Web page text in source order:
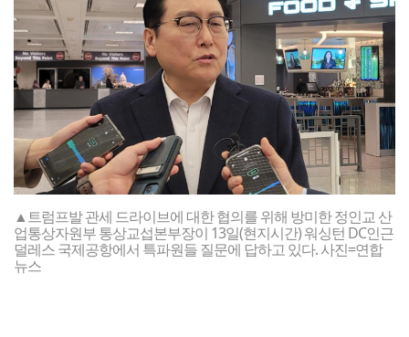
▲트럼프발 관세 드라이브에 대한 협의를 위해 방미한 정인교 산
업통상자원부 통상교섭본부장이 13일(현지시간) 워싱턴 DC인근
덜레스 국제공항에서 특파원들 질문에 답하고 있다. 사진=연합
뉴스